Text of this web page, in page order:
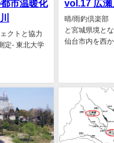
市温暖化
クトと協力
定- 東北大学
vol.17 広瀬
晴/雨釣倶楽部
と宮城県境と
仙台市内を西か